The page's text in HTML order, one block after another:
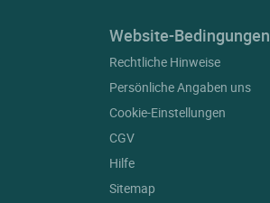
Website-Bedingungen
Rechtliche Hinweise
Persönliche Angaben uns
Cookie-Einstellungen
CGV
Hilfe
Sitemap